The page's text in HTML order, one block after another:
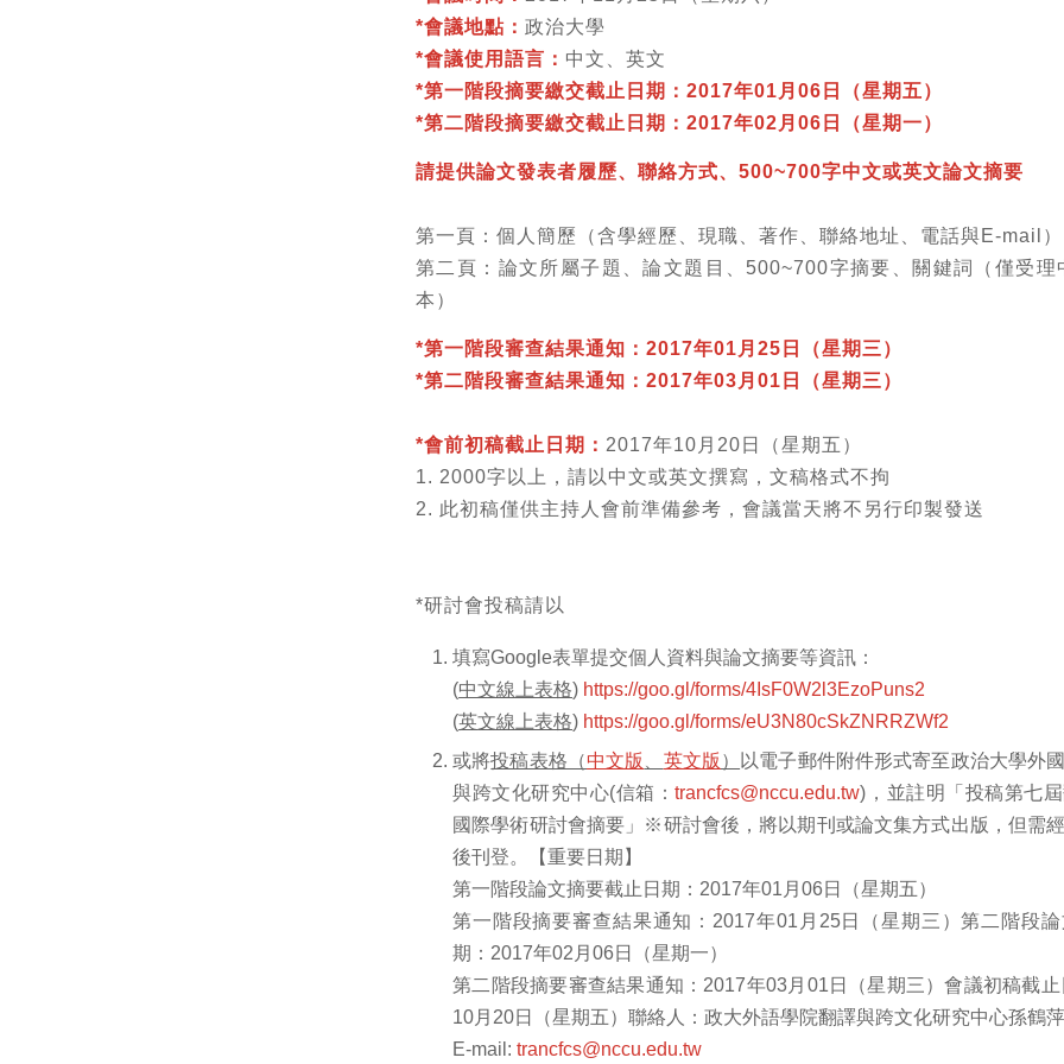
*會議地點： 政治大學
*會議使用語言： 中文、英文
*第一階段摘要繳交截止日期：2017年01月06日（星期五）
*第二階段摘要繳交截止日期：2017年02月06日（星期一）
請提供論文發表者履歷、聯絡方式、500~700字中文或英文論文摘要
第一頁：個人簡歷（含學經歷、現職、著作、聯絡地址、電話與E-mail）
第二頁：論文所屬子題、論文題目、500~700字摘要、關鍵詞（僅受理
本）
*第一階段審查結果通知：2017年01月25日（星期三）
*第二階段審查結果通知：2017年03月01日（星期三）
*會前初稿截止日期： 2017年10月20日（星期五）
1. 2000字以上，請以中文或英文撰寫，文稿格式不拘
2. 此初稿僅供主持人會前準備參考，會議當天將不另行印製發送
*研討會投稿請以
填寫Google表單提交個人資料與論文摘要等資訊：
(中文線上表格) https://goo.gl/forms/4IsF0W2l3EzoPuns2
(英文線上表格) https://goo.gl/forms/eU3N80cSkZNRRZWf2
或將投稿表格（中文版 英文版 ）
以電子郵件附件形式寄至政治大學外
與跨文化研究中心(信箱：trancfcs@nccu.edu.tw)，並註明「投稿第七
國際學術研討會摘要」※研討會後，將以期刊或論文集方式出版，但需
後刊登。【重要日期】
第一階段論文摘要截止日期：2017年01月06日（星期五）
第一階段摘要審查結果通知：2017年01月25日（星期三）第二階段論
期：2017年02月06日（星期一）
第二階段摘要審查結果通知：2017年03月01日（星期三）會議初稿截
10月20日（星期五）聯絡人：政大外語學院翻譯與跨文化研究中心孫鶴
E-mail:trancfcs@nccu.edu.tw